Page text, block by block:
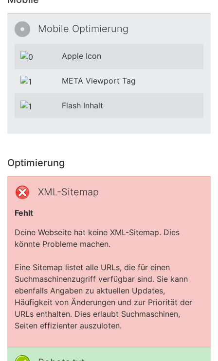
Mobile Optimierung
Apple Icon
META Viewport Tag
Flash Inhalt
Optimierung
XML-Sitemap
Fehlt
Deine Webseite hat keine XML-Sitemap. Dies
könnte Probleme machen.
Eine Sitemap listet alle URLs, die für einen
Suchmaschinenzugriff verfügbar sind. Sie kann
ebenfalls Angaben zu aktuellen Updates,
Häufigkeit von Änderungen und zur Priorität der
URLs enthalten. Dies erlaubt Suchmaschinen,
Seiten effizienter auszuloten.